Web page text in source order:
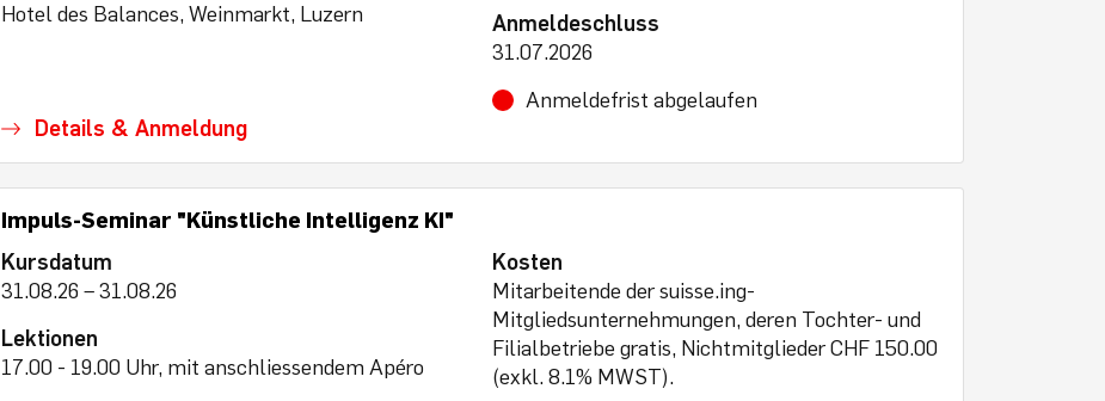
Hotel des Balances, Weinmarkt, Luzern
Anmeldeschluss
31.07.2026
Anmeldefrist abgelaufen
Details & Anmeldung
Impuls-Seminar "Künstliche Intelligenz KI"
Kursdatum
31.08.26 – 31.08.26
Lektionen
17.00 - 19.00 Uhr, mit anschliessendem Apéro
Kosten
Mitarbeitende der suisse.ing-
Mitgliedsunternehmungen, deren Tochter- und
Filialbetriebe gratis, Nichtmitglieder CHF 150.00
(exkl. 8.1% MWST).